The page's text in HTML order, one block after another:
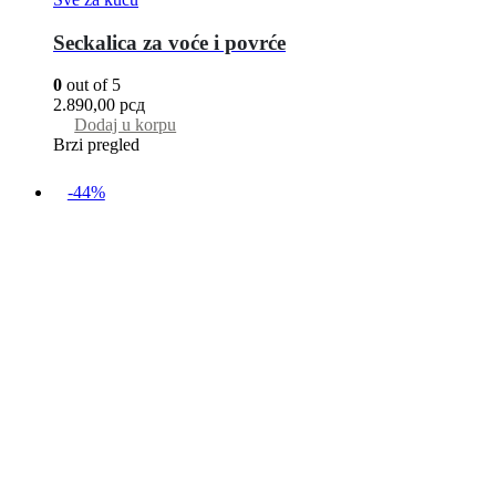
Seckalica za voće i povrće
0 out of 5
2.890,00 рсд
Dodaj u korpu
Brzi pregled
-44%